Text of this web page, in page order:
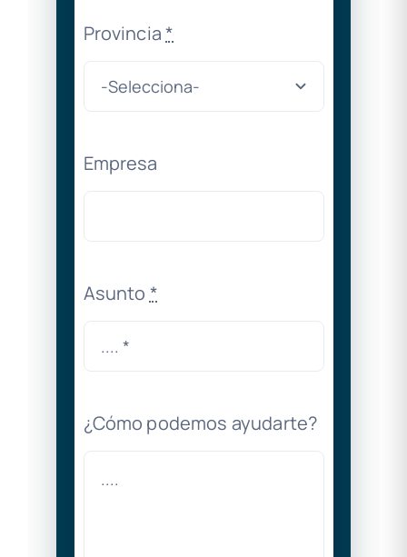
Provincia*
Empresa
Asunto *
¿Cómo podemos ayudarte?